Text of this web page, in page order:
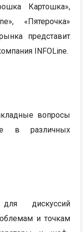
Картошка»,
«Пятерочка»
представит
INFOLine.
вопросы
в различных
дискуссий
и точкам